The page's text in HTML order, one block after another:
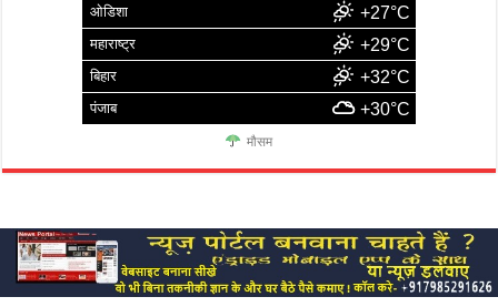
ओडिशा +27°C
महाराष्ट्र +29°C
बिहार +32°C
पंजाब +30°C
मौसम